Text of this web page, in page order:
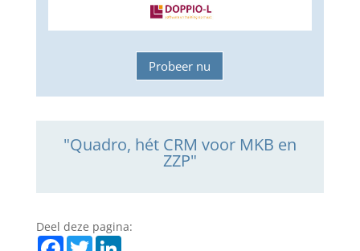
Probeer nu
"Quadro, hét CRM voor MKB en
ZZP"
Deel deze pagina:
Facebook
TwitterLinkedIn